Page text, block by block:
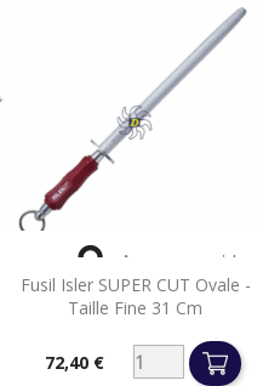
Fusil Isler SUPER CUT Ovale -
Taille Fine 31 Cm
72,40 €
 Aperçu rapide